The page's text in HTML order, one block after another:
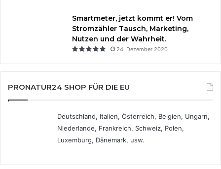
Smartmeter, jetzt kommt er! Vom
Stromzähler Tausch, Marketing,
Nutzen und der Wahrheit.
24. Dezember 2020
PRONATUR24 SHOP FÜR DIE EU
Deutschland, Italien, Österreich, Belgien, Ungarn,
Niederlande, Frankreich, Schweiz, Polen,
Luxemburg, Dänemark, usw.